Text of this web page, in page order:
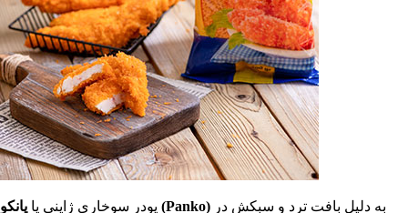
پودر سوخاری ژاپنی یا پانکو (Panko)